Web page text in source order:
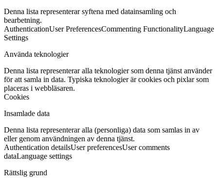
Denna lista representerar syftena med datainsamling och
bearbetning.
AuthenticationUser PreferencesCommenting FunctionalityLanguage
Settings
Använda teknologier
Denna lista representerar alla teknologier som denna tjänst använder
för att samla in data. Typiska teknologier är cookies och pixlar som
placeras i webbläsaren.
Cookies
Insamlade data
Denna lista representerar alla (personliga) data som samlas in av
eller genom användningen av denna tjänst.
Authentication detailsUser preferencesUser comments
dataLanguage settings
Rättslig grund